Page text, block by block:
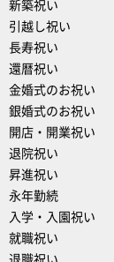
新築祝い
引越し祝い
長寿祝い
還暦祝い
金婚式のお祝い
銀婚式のお祝い
開店・開業祝い
退院祝い
昇進祝い
永年勤続
入学・入園祝い
就職祝い